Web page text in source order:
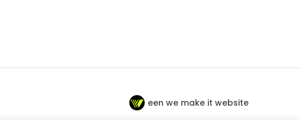
een we make it website